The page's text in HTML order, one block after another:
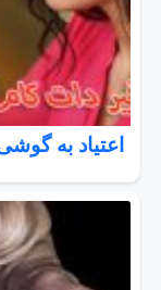
اعتیاد به